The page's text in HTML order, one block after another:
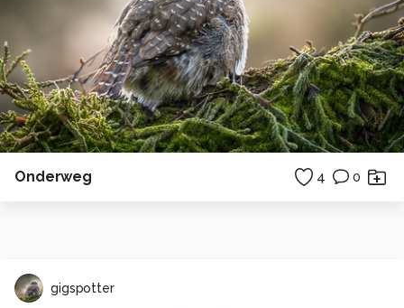
Onderweg 4 0
gigspotter